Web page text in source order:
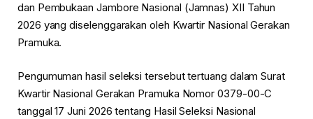
dan Pembukaan Jambore Nasional (Jamnas) XII Tahun
2026 yang diselenggarakan oleh Kwartir Nasional Gerakan
Pramuka.
Pengumuman hasil seleksi tersebut tertuang dalam Surat
Kwartir Nasional Gerakan Pramuka Nomor 0379-00-C
tanggal 17 Juni 2026 tentang Hasil Seleksi Nasional